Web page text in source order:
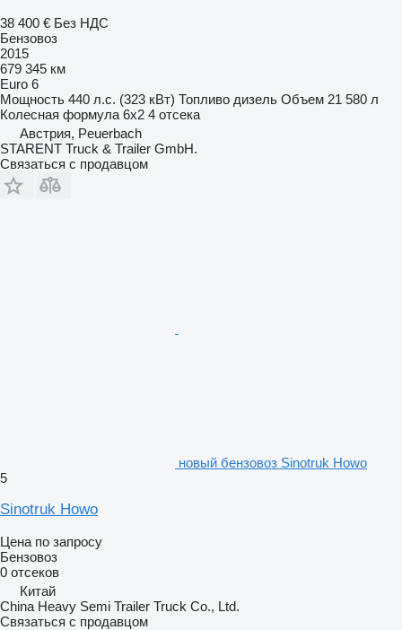
38 400 € Без НДС
Бензовоз
2015
679 345 км
Euro 6
Мощность 440 л.с. (323 кВт) Топливо дизель Объем 21 580 л
Колесная формула 6x2 4 отсека
Австрия, Peuerbach
STARENT Truck & Trailer GmbH.
Связаться с продавцом
новый бензовоз Sinotruk Howo
5
Sinotruk Howo
Цена по запросу
Бензовоз
0 отсеков
Китай
China Heavy Semi Trailer Truck Co., Ltd.
Связаться с продавцом